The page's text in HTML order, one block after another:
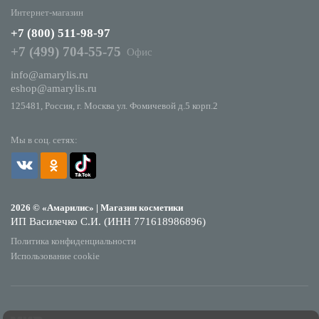
Мы в соц. сетях:
2026 © «Амарилис» | Магазин косметики
ИП Василечко С.И. (ИНН 771618986896)
Политика конфиденциальности
Использование cookie
Интернет-магазин
+7 (800) 511-98-97
+7 (499) 704-55-75
Офис
info@amarylis.ru
eshop@amarylis.ru
125481, Россия, г. Москва ул. Фомичевой д.5 корп.2